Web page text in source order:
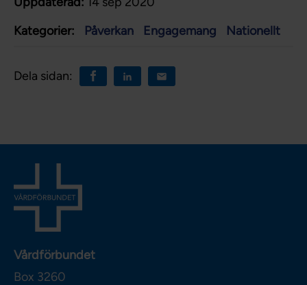
Kategorier:
Påverkan Engagemang Nationellt
Dela sidan:
Vårdförbundet
Box 3260